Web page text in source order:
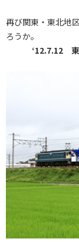
再び関東・東北地
ろうか。
‘12.7.12